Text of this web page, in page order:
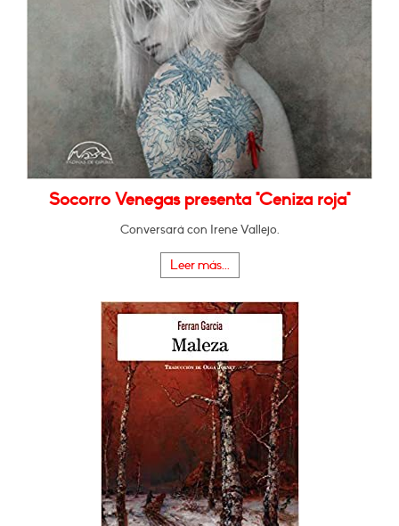
Socorro Venegas presenta "Ceniza roja"
Conversará con Irene Vallejo.
Leer más...